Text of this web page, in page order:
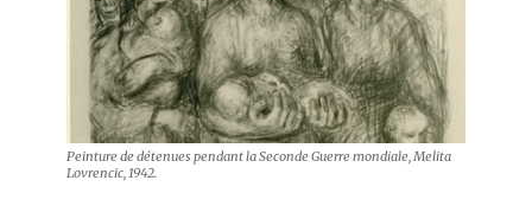
Peinture de détenues pendant la Seconde Guerre mondiale, Melita
Lovrencic, 1942.